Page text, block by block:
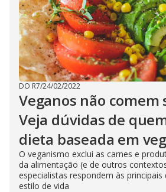
DO R7/24/02/2022
Veganos não comem
Veja dúvidas de
dieta baseada em
O veganismo exclui as carnes e
da alimentação (e de outros
especialistas respondem às principais
estilo de vida